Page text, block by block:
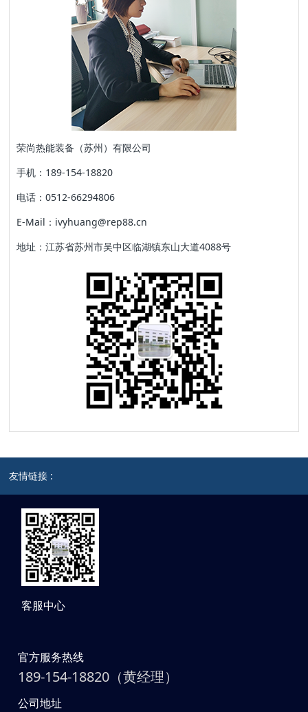
荣尚热能装备（苏州）有限公司
手机：189-154-18820
电话：0512-66294806
E-Mail：ivyhuang@rep88.cn
地址：江苏省苏州市吴中区临湖镇东山大道4088号
友情链接 :
客服中心
官方服务热线
189-154-18820（黄经理）
公司地址